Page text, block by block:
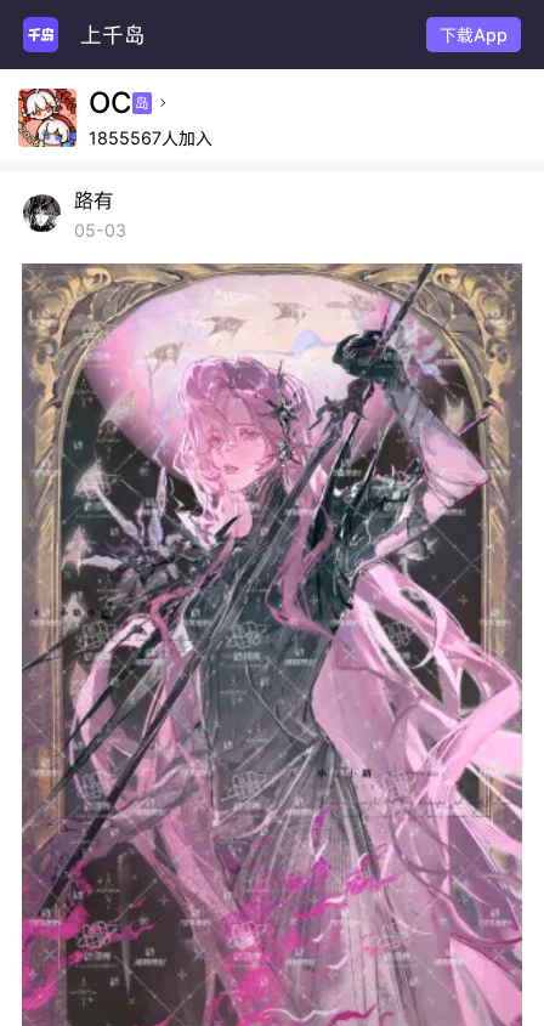
上千岛 下载App
OC 岛 
1855567人加入
路有
05-03